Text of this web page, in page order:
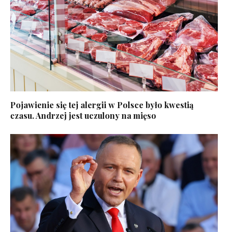
Pojawienie się tej alergii w Polsce było kwestią
czasu. Andrzej jest uczulony na mięso